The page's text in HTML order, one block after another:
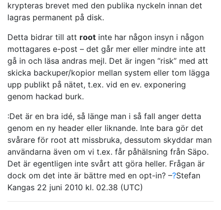
krypteras brevet med den publika nyckeln innan det
lagras permanent på disk.
Detta bidrar till att root inte har någon insyn i någon
mottagares e-post – det går mer eller mindre inte att
gå in och läsa andras mejl. Det är ingen “risk” med att
skicka backuper/kopior mellan system eller tom lägga
upp publikt på nätet, t.ex. vid en ev. exponering
genom hackad burk.
:Det är en bra idé, så länge man i så fall anger detta
genom en ny header eller liknande. Inte bara gör det
svårare för root att missbruka, dessutom skyddar man
användarna även om vi t.ex. får påhälsning från Säpo.
Det är egentligen inte svårt att göra heller. Frågan är
dock om det inte är bättre med en opt-in? –?Stefan
Kangas 22 juni 2010 kl. 02.38 (UTC)